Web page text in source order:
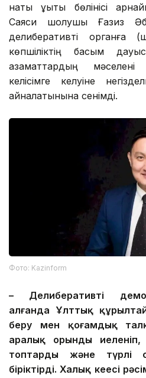
нақты құқықтық бөлінісі
Саяси шолушы Ғазиз
делиберативті органға
көпшіліктің басым
азаматтардың мәселені
келісімге келуіне
айналатынына сенімді.
Фото: Kazinform
– Делиберативті
алғанда Ұлттық
беру мен қоғамдық
аралық орынды иеленіп,
топтардың және түрлі
біріктірді. Халық кеңесі